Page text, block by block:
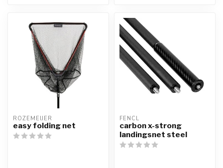
ROZEMEIJER
easy folding net
FENCL
carbon x-strong
landingsnet steel